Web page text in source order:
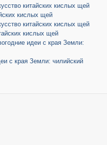
китайских кислых щей
кислых щей
китайских кислых щей
кислых щей
идеи с края Земли:
с края Земли: чилийский